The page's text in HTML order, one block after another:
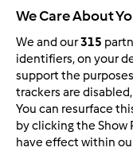
?
We Care About
We and our315
identifiers, on your
support the
trackers are
You can resurface
by clicking the Show
have effect within